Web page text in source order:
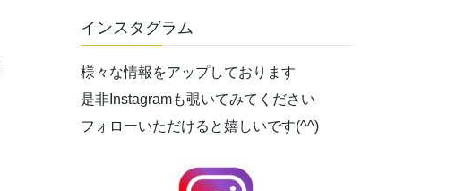
インスタグラム
様々な情報をアップしております
是非Instagramも覗いてみてください
フォローいただけると嬉しいです(^^)